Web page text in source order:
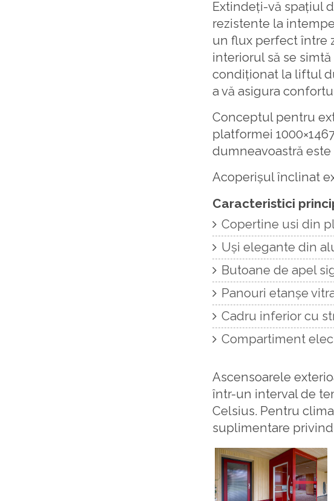
Extindeți-vă spațiul
rezistente la
un flux perfect între
interiorul să se
condiționat la liftul
a vă asigura
Conceptul pentru
platformei
dumneavoastră
Acoperișul înclinat
Caracteristici
Copertine usi din
Uși elegante din
Butoane de apel
Panouri etanșe
Cadru inferior cu
Compartiment
Ascensoarele
într-un interval de
Celsius. Pentru
suplimentare